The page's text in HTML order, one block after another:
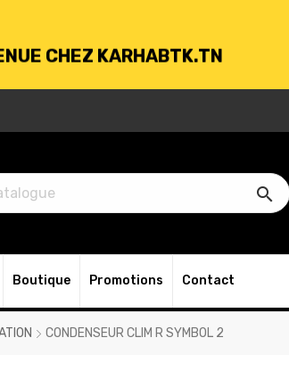
À PARTIR DE 250DT
CHEZ KARHABTK.TN
À PARTIR DE 250DT

Boutique Promotions Contact
CONDENSEUR CLIM R SYMBOL 2